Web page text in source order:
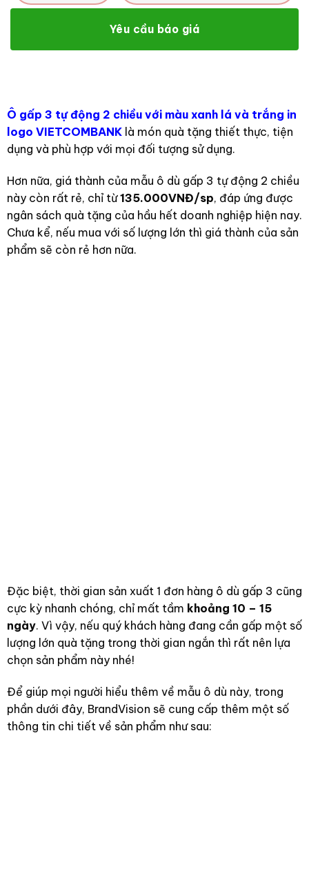
Yêu cầu báo giá
Ô gấp 3 tự động 2 chiều với màu xanh lá và trắng in
logo VIETCOMBANKlà món quà tặng thiết thực, tiện
dụng và phù hợp với mọi đối tượng sử dụng.
Hơn nữa, giá thành của mẫu ô dù gấp 3 tự động 2 chiều
này còn rất rẻ, chỉ từ135.000VNĐ/sp, đáp ứng được
ngân sách quà tặng của hầu hết doanh nghiệp hiện nay.
Chưa kể, nếu mua với số lượng lớn thì giá thành của sản
phẩm sẽ còn rẻ hơn nữa.
Đặc biệt, thời gian sản xuất 1 đơn hàng ô dù gấp 3 cũng
cực kỳ nhanh chóng, chỉ mất tầm khoảng 10 – 15
ngày. Vì vậy, nếu quý khách hàng đang cần gấp một số
lượng lớn quà tặng trong thời gian ngắn thì rất nên lựa
chọn sản phẩm này nhé!
Để giúp mọi người hiểu thêm về mẫu ô dù này, trong
phần dưới đây, BrandVision sẽ cung cấp thêm một số
thông tin chi tiết về sản phẩm như sau: